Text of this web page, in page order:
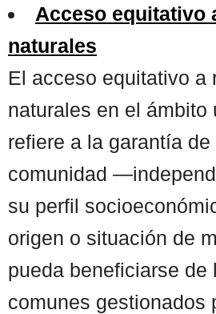
Acceso equitativo
naturales
El acceso equitativo a
naturales en el ámbito
refiere a la garantía
comunidad
su perfil
origen o situación de
pueda beneficiarse de
comunes gestionados